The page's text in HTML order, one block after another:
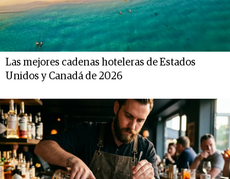
Las mejores cadenas hoteleras de Estados
Unidos y Canadá de 2026